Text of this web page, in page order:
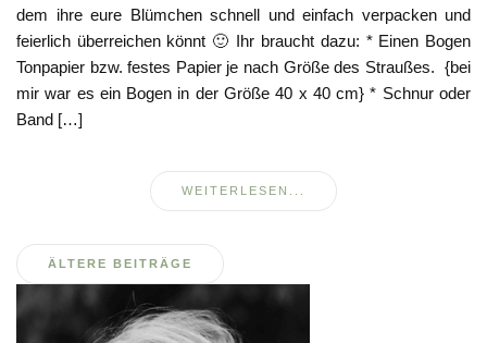
dem ihre eure Blümchen schnell und einfach verpacken und
feierlich überreichen könnt 🙂 Ihr braucht dazu: * Einen Bogen
Tonpapier bzw. festes Papier je nach Größe des Straußes. {bei
mir war es ein Bogen in der Größe 40 x 40 cm} * Schnur oder
Band […]
WEITERLESEN...
Beitragsnavigation
ÄLTERE BEITRÄGE